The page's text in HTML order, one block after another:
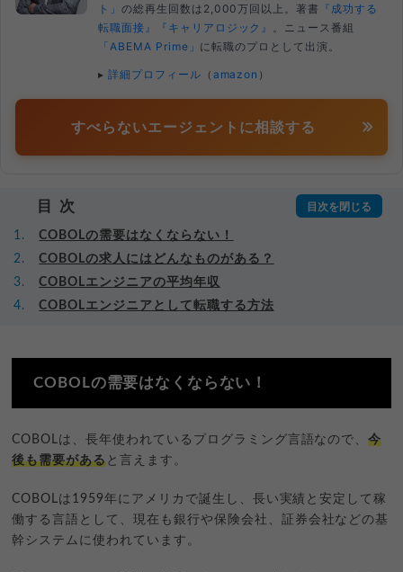
ト」 の総再生回数は2,000万回以上。著書 『成功する
転職面接』
『キャリアロジック』
。ニュース番組
「ABEMA Prime」 に転職のプロとして出演。
▸ 詳細プロフィール （ amazon ）
すべらないエージェントに相談する
目次
COBOLの需要はなくならない！
COBOLの求人にはどんなものがある？
COBOLエンジニアの平均年収
COBOLエンジニアとして転職する方法
COBOLの需要はなくならない！
COBOLは、長年使われているプログラミング言語なので、今
後も需要があると言えます。
COBOLは1959年にアメリカで誕生し、長い実績と安定して稼
働する言語として、現在も銀行や保険会社、証券会社などの基
幹システムに使われています。